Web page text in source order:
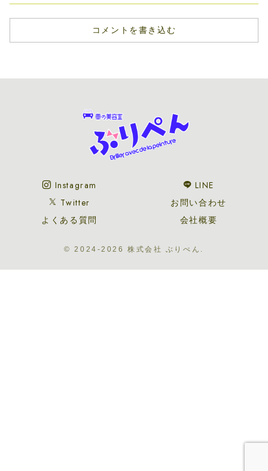
コメントを書き込む
Instagram
LINE
Twitter
お問い合わせ
よくある質問
会社概要
© 2024-2026 株式会社 ぶりぺん.